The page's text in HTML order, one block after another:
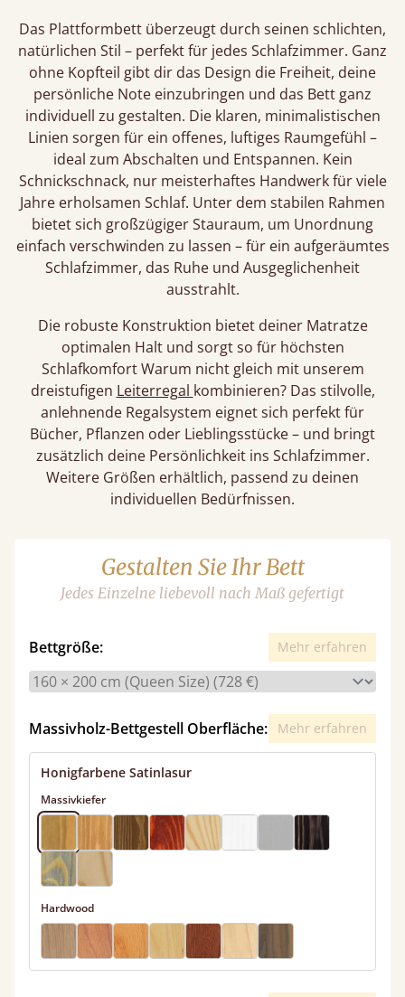
Das Plattformbett überzeugt durch seinen schlichten,
natürlichen Stil – perfekt für jedes Schlafzimmer. Ganz
ohne Kopfteil gibt dir das Design die Freiheit, deine
persönliche Note einzubringen und das Bett ganz
individuell zu gestalten. Die klaren, minimalistischen
Linien sorgen für ein offenes, luftiges Raumgefühl –
ideal zum Abschalten und Entspannen. Kein
Schnickschnack, nur meisterhaftes Handwerk für viele
Jahre erholsamen Schlaf. Unter dem stabilen Rahmen
bietet sich großzügiger Stauraum, um Unordnung
einfach verschwinden zu lassen – für ein aufgeräumtes
Schlafzimmer, das Ruhe und Ausgeglichenheit
ausstrahlt.
Die robuste Konstruktion bietet deiner Matratze
optimalen Halt und sorgt so für höchsten
Schlafkomfort Warum nicht gleich mit unserem
dreistufigen Leiterregal kombinieren? Das stilvolle,
anlehnende Regalsystem eignet sich perfekt für
Bücher, Pflanzen oder Lieblingsstücke – und bringt
zusätzlich deine Persönlichkeit ins Schlafzimmer.
Weitere Größen erhältlich, passend zu deinen
individuellen Bedürfnissen.
Gestalten Sie Ihr Bett
Jedes Einzelne liebevoll nach Maß gefertigt
Bettgröße: Mehr erfahren
Massivholz-Bettgestell Oberfläche: Mehr erfahren
Honigfarbene Satinlasur
Massivkiefer
Hardwood